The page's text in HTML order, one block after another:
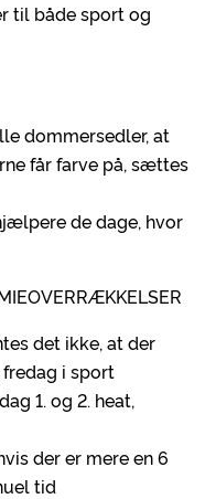
til både sport og
dommersedler, at
får farve på, sættes
de dage, hvor
det ikke, at der
i sport
1. og 2. heat,
der er mere en 6
tid